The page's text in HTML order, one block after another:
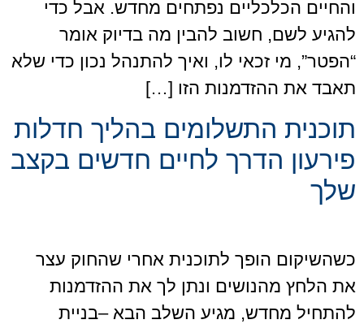
והחיים הכלכליים נפתחים מחדש. אבל כדי
להגיע לשם, חשוב להבין מה בדיוק אומר
“הפטר”, מי זכאי לו, ואיך להתנהל נכון כדי שלא
תאבד את ההזדמנות הזו […]
תוכנית התשלומים בהליך חדלות
פירעון הדרך לחיים חדשים בקצב
שלך
כשהשיקום הופך לתוכנית אחרי שהחוק עצר
את הלחץ מהנושים ונתן לך את ההזדמנות
להתחיל מחדש, מגיע השלב הבא –בניית